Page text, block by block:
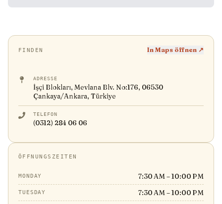
FINDEN In Maps öffnen ↗
ADRESSE
İşçi Blokları, Mevlana Blv. No:176, 06530
Çankaya/Ankara, Türkiye
TELEFON
(0312) 284 06 06
ÖFFNUNGSZEITEN
MONDAY 7:30 AM – 10:00 PM
TUESDAY 7:30 AM – 10:00 PM